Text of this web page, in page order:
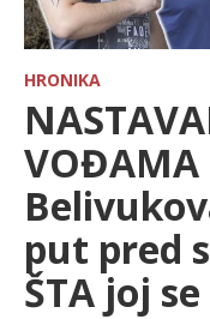
SHOWBIZ
HRONIKA
FARMERI
TV
SPORT
LIFESTYLE
HRONIKA
VOĐAMA
put pred
ŠTA joj